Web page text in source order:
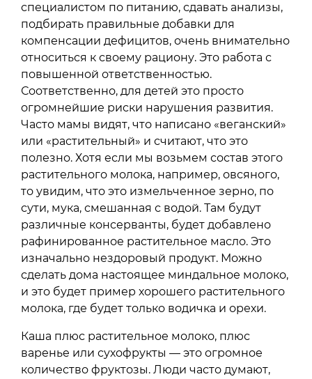
специалистом по питанию, сдавать анализы,
подбирать правильные добавки для
компенсации дефицитов, очень внимательно
относиться к своему рациону. Это работа с
повышенной ответственностью.
Соответственно, для детей это просто
огромнейшие риски нарушения развития.
Часто мамы видят, что написано «веганский»
или «растительный» и считают, что это
полезно. Хотя если мы возьмем состав этого
растительного молока, например, овсяного,
то увидим, что это измельченное зерно, по
сути, мука, смешанная с водой. Там будут
различные консерванты, будет добавлено
рафинированное растительное масло. Это
изначально нездоровый продукт. Можно
сделать дома настоящее миндальное молоко,
и это будет пример хорошего растительного
молока, где будет только водичка и орехи.
Каша плюс растительное молоко, плюс
варенье или сухофрукты — это огромное
количество фруктозы. Люди часто думают,